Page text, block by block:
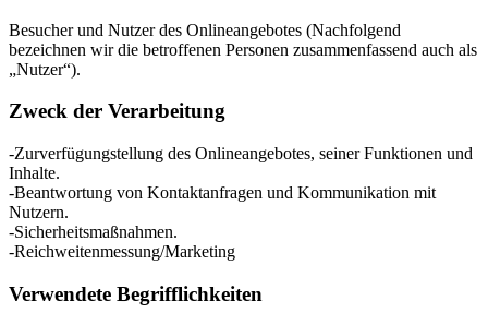
Besucher und Nutzer des Onlineangebotes (Nachfolgend
bezeichnen wir die betroffenen Personen zusammenfassend auch als
„Nutzer“).
Zweck der Verarbeitung
-Zurverfügungstellung des Onlineangebotes, seiner Funktionen und
Inhalte.
-Beantwortung von Kontaktanfragen und Kommunikation mit
Nutzern.
-Sicherheitsmaßnahmen.
-Reichweitenmessung/Marketing
Verwendete Begrifflichkeiten